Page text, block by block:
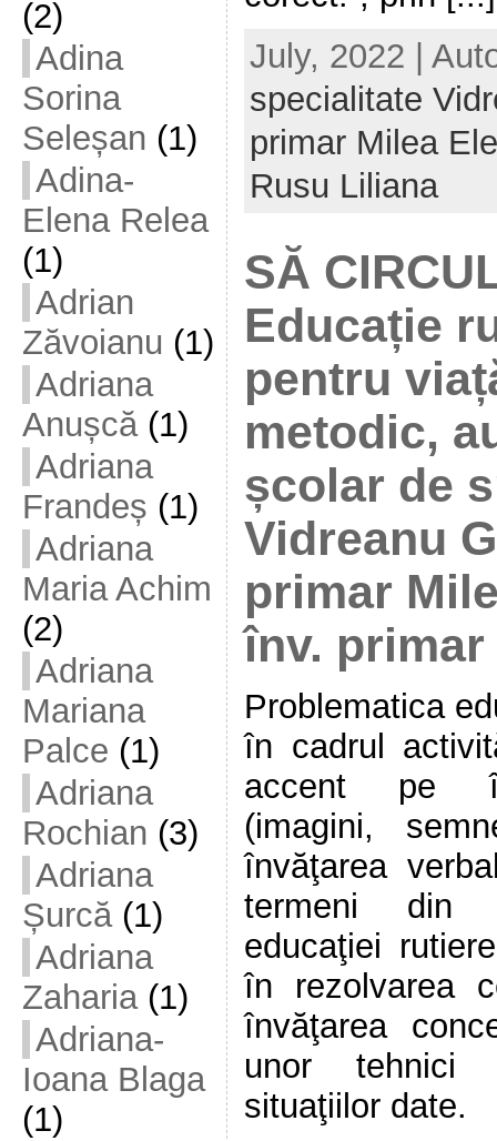
(2)
Adina
Sorina
Seleșan (1)
Adina-
Elena Relea
(1)
Adrian
Zăvoianu (1)
Adriana
Anușcă(1)
Adriana
Frandeș (1)
Adriana
Maria Achim
(2)
Adriana
Mariana
Palce (1)
Adriana
Rochian (3)
Adriana
Șurcă(1)
Adriana
Zaharia(1)
Adriana-
Ioana Blaga
(1)
July, 2022 |
specialitate
primar Milea
Rusu Liliana
SĂ
Educație
pentru
metodic,
școlar de
Vidreanu
primar
înv.
Problematica
în cadrul
accent pe
(imagini,
învăţarea
termeni din
educaţiei
în rezolvarea
învăţarea
unor tehnici
situaţiilor date.